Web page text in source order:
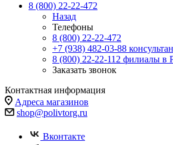
8 (800) 22-22-472
Назад
Телефоны
8 (800) 22-22-472
+7 (938) 482-03-88
8 (800) 22-22-112 филиалы в
Заказать звонок
Контактная информация
Адреса магазинов
shop@polivtorg.ru
Вконтакте